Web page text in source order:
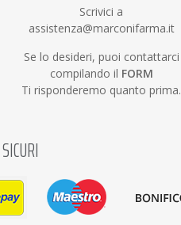
Scrivici a
assistenza@marconifarma.it
Se lo desideri, puoi contattarci
compilando il FORM
Ti risponderemo quanto prima.